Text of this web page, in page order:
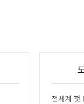
전세계 첫